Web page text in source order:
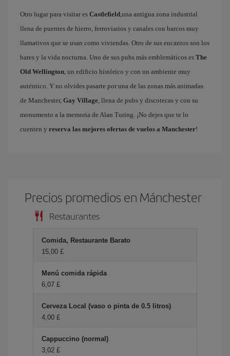
Otro lugar para visitar es Castlefield,una antigua zona industrial
llena de puentes de hierro, ferroviarios y canales con barcos muy
llamativos que se usan como viviendas. Otro de sus encantos son los
bares y la vida nocturna. Uno de sus pubs más emblemáticos es The
Old Wellington, un edificio histórico y con un ambiente muy
auténtico. Y no olvides pasarte por una de las zonas más animadas
de Manchester, Gay Village, llena de pubs y discotecas y con su
monumento a la memoria de Alan Turing. ¡No dejes que te lo
cuenten y reserva las mejores ofertas de vuelos a Manchester!
Precios promedios en Mánchester
Restaurantes
Comida, Restaurante Barato
15,00 £
Menú comida rápida
6,07 £
Cerveza Local (vaso o pinta de 0.5 litros)
4,00 £
Cappuccino (normal)
3,02 £